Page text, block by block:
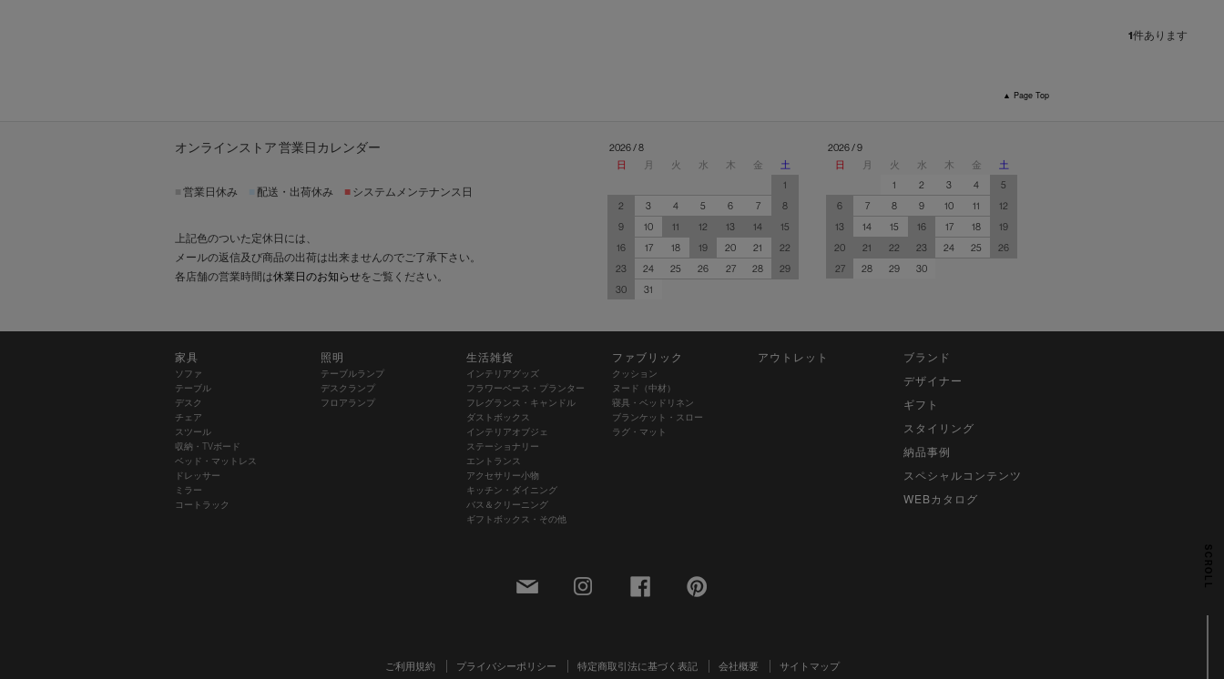
SCROLL
1件あります
▲ Page Top
オンラインストア 営業日カレンダー
営業日休み 配送・出荷休み ■ システムメンテナンス日
上記色のついた定休日には、
メールの返信及び商品の出荷は出来ませんのでご了承下さい。
各店舗の営業時間は休業日のお知らせをご覧ください。
2026 / 8
日
月 火 水 木 金
土
1
2
3 4 5 6 7
8
9
10 11 12 13 14
15
16
17 18 19 20 21
22
23
24 25 26 27 28
29
30
31
2026 / 9
日
月 火 水 木 金
土
1
2 3 4
5
6
7 8 9 10 11
12
13
14 15 16 17 18
19
20
21 22 23 24 25
26
27
28 29 30
家具
ソファ
テーブル
デスク
チェア
スツール
収納・TVボード
ベッド・マットレス
ドレッサー
ミラー
コートラック
照明
テーブルランプ
デスクランプ
フロアランプ
生活雑貨
インテリアグッズ
フラワーベース・プランター
フレグランス・キャンドル
ダストボックス
インテリアオブジェ
ステーショナリー
エントランス
アクセサリー小物
キッチン・ダイニング
バス＆クリーニング
ギフトボックス・その他
ファブリック
クッション
ヌード（中材）
寝具・ベッドリネン
ブランケット・スロー
ラグ・マット
アウトレット
ブランド
デザイナー
ギフト
スタイリング
納品事例
スペシャルコンテンツ
WEBカタログ
ご利用規約 プライバシーポリシー 特定商取引法に基づく表記 会社概要 サイトマップ